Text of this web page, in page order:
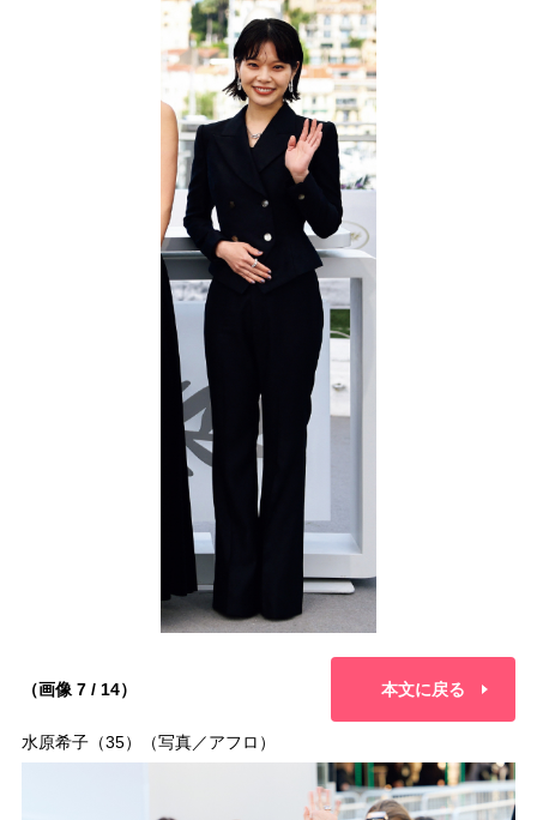
（画像 7 / 14） 本文に戻る
水原希子（35）（写真／アフロ）